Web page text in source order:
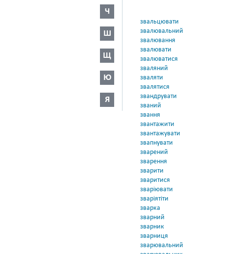
Ч
Ш
Щ
Ю
Я
звальцювати
звалювальний
звалювання
звалювати
звалюватися
зваляний
зваляти
звалятися
звандрувати
званий
звання
звантажити
звантажувати
звапнувати
зварений
зварення
зварити
зваритися
зваріювати
зваріятіти
зварка
зварний
зварник
зварниця
зварювальний